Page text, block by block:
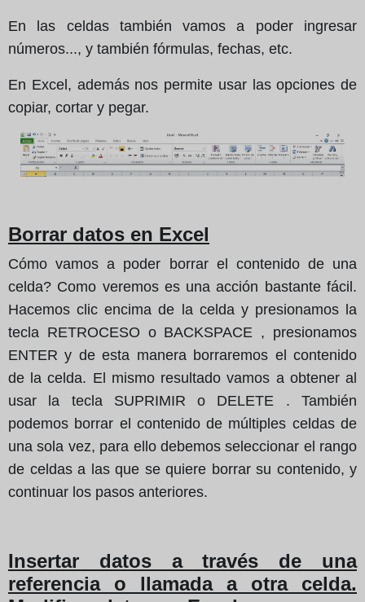
En las celdas también vamos a poder ingresar
números..., y también fórmulas, fechas, etc.
En Excel, además nos permite usar las opciones de
copiar, cortar y pegar.
Borrar datos en Excel
Cómo vamos a poder borrar el contenido de una
celda? Como veremos es una acción bastante fácil.
Hacemos clic encima de la celda y presionamos la
tecla RETROCESO o BACKSPACE , presionamos
ENTER y de esta manera borraremos el contenido
de la celda. El mismo resultado vamos a obtener al
usar la tecla SUPRIMIR o DELETE . También
podemos borrar el contenido de múltiples celdas de
una sola vez, para ello debemos seleccionar el rango
de celdas a las que se quiere borrar su contenido, y
continuar los pasos anteriores.
Insertar datos a través de una
referencia o llamada a otra celda.